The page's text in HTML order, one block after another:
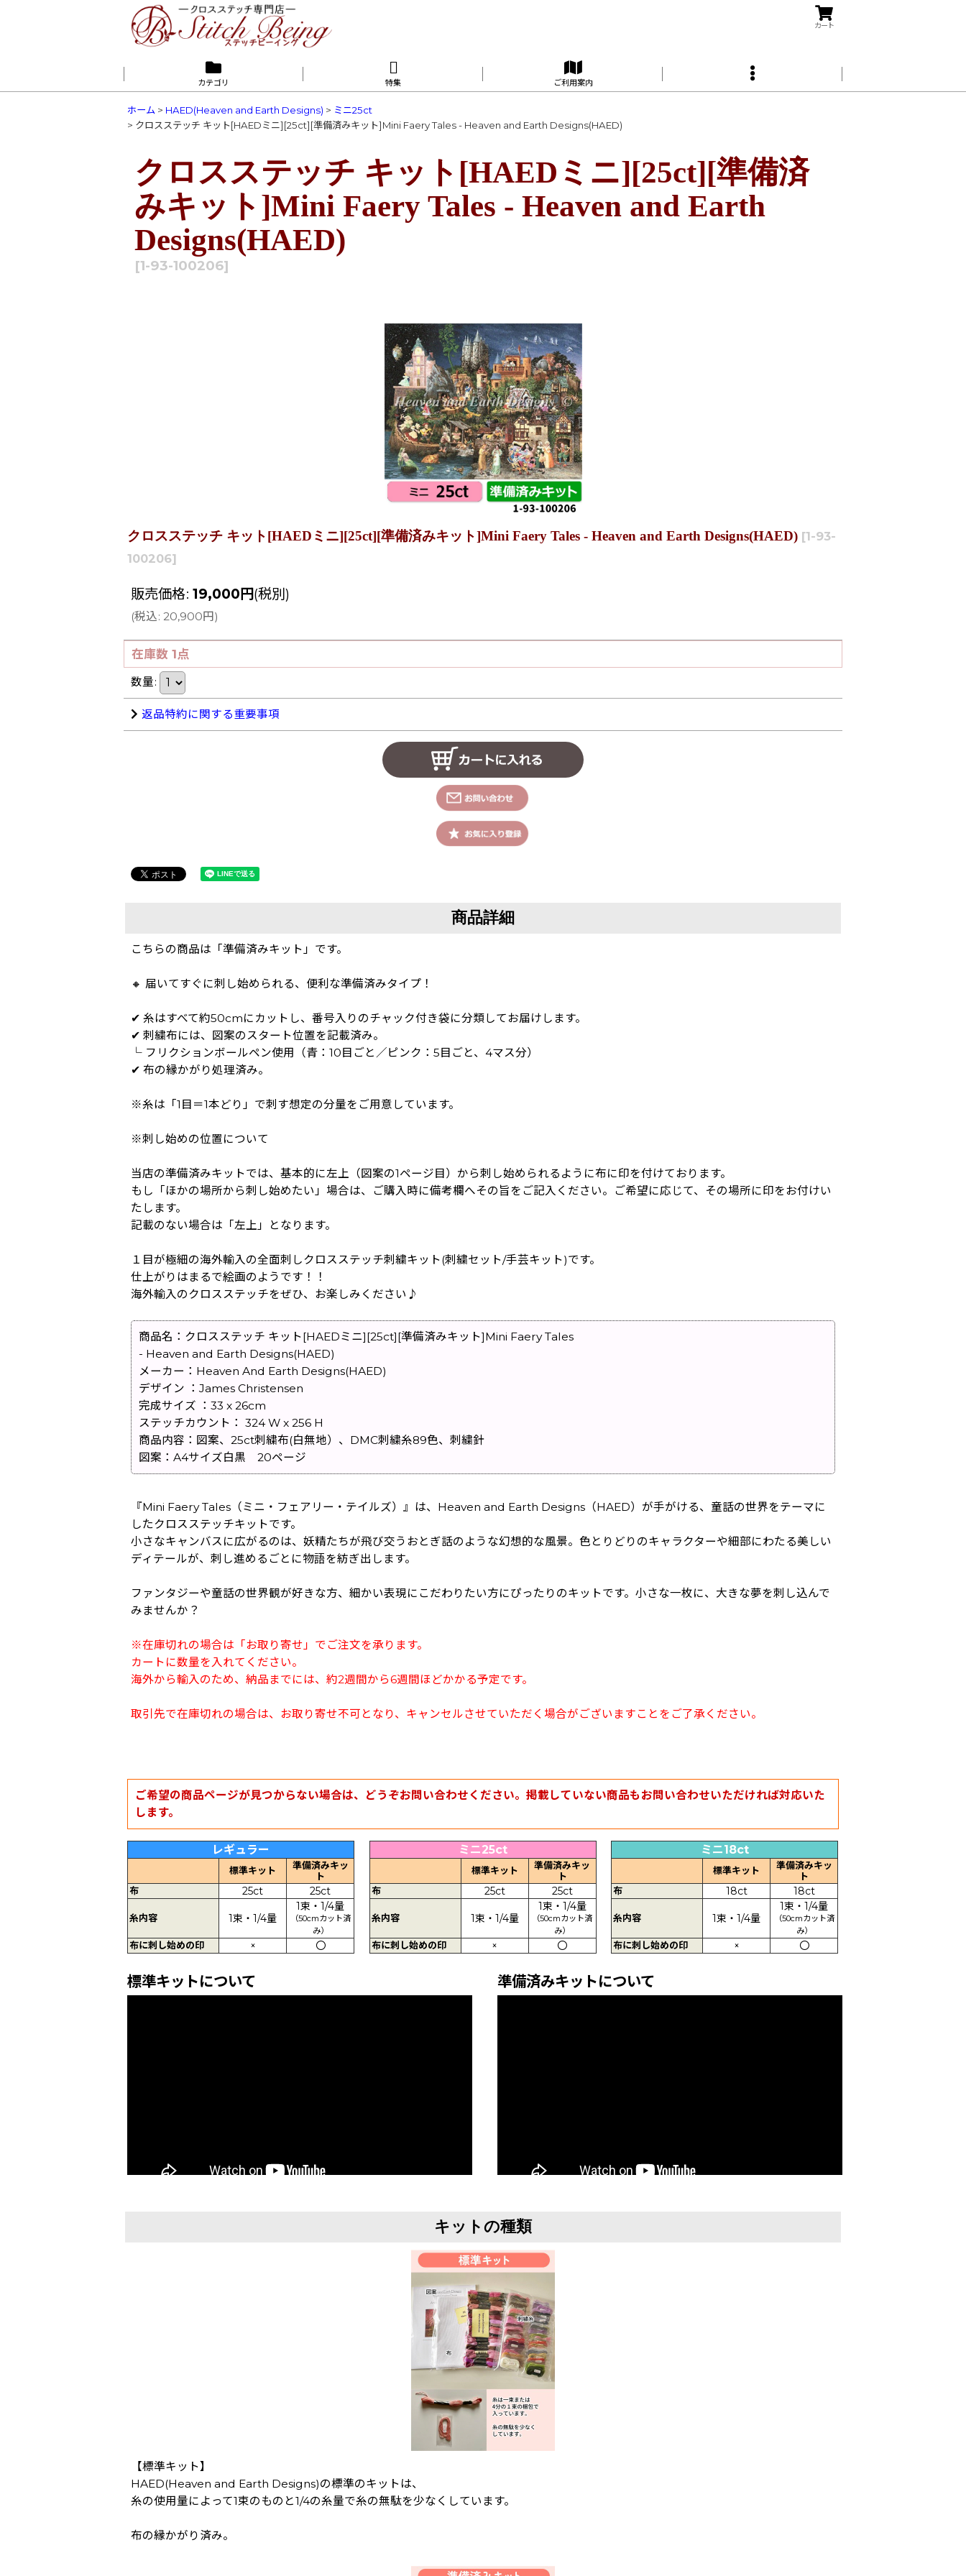
カート
カテゴリ 特集 ご利用案内
ホーム > HAED(Heaven and Earth Designs) > ミニ25ct
> クロスステッチ キット[HAEDミニ][25ct][準備済みキット]Mini Faery Tales - Heaven and Earth Designs(HAED)
クロスステッチ キット[HAEDミニ][25ct][準備済
みキット]Mini Faery Tales - Heaven and Earth
Designs(HAED)
[1-93-100206]
クロスステッチ キット[HAEDミニ][25ct][準備済みキット]Mini Faery Tales - Heaven and Earth Designs(HAED) [1-93-
100206]
販売価格: 19,000円(税別)
(税込: 20,900円)
在庫数 1点
数量:
返品特約に関する重要事項
商品詳細
こちらの商品は「準備済みキット」です。
🔸 届いてすぐに刺し始められる、便利な準備済みタイプ！
✔ 糸はすべて約50cmにカットし、番号入りのチャック付き袋に分類してお届けします。
✔ 刺繍布には、図案のスタート位置を記載済み。
└ フリクションボールペン使用（青：10目ごと／ピンク：5目ごと、4マス分）
✔ 布の縁かがり処理済み。
※糸は「1目＝1本どり」で刺す想定の分量をご用意しています。
※刺し始めの位置について
当店の準備済みキットでは、基本的に左上（図案の1ページ目）から刺し始められるように布に印を付けております。
もし「ほかの場所から刺し始めたい」場合は、ご購入時に備考欄へその旨をご記入ください。ご希望に応じて、その場所に印をお付けい
たします。
記載のない場合は「左上」となります。
１目が極細の海外輸入の全面刺しクロスステッチ刺繍キット(刺繍セット/手芸キット)です。
仕上がりはまるで絵画のようです！！
海外輸入のクロスステッチをぜひ、お楽しみください♪
商品名：クロスステッチ キット[HAEDミニ][25ct][準備済みキット]Mini Faery Tales
- Heaven and Earth Designs(HAED)
メーカー：Heaven And Earth Designs(HAED)
デザイン ：James Christensen
完成サイズ ：33 x 26cm
ステッチカウント： 324 W x 256 H
商品内容：図案、25ct刺繍布(白無地）、DMC刺繍糸89色、刺繍針
図案：A4サイズ白黒 20ページ
『Mini Faery Tales（ミニ・フェアリー・テイルズ）』は、Heaven and Earth Designs（HAED）が手がける、童話の世界をテーマに
したクロスステッチキットです。
小さなキャンバスに広がるのは、妖精たちが飛び交うおとぎ話のような幻想的な風景。色とりどりのキャラクターや細部にわたる美しい
ディテールが、刺し進めるごとに物語を紡ぎ出します。
ファンタジーや童話の世界観が好きな方、細かい表現にこだわりたい方にぴったりのキットです。小さな一枚に、大きな夢を刺し込んで
みませんか？
※在庫切れの場合は「お取り寄せ」でご注文を承ります。
カートに数量を入れてください。
海外から輸入のため、納品までには、約2週間から6週間ほどかかる予定です。
取引先で在庫切れの場合は、お取り寄せ不可となり、キャンセルさせていただく場合がございますことをご了承ください。
ご希望の商品ページが見つからない場合は、どうぞお問い合わせください。掲載していない商品もお問い合わせいただければ対応いた
します。
レギュラー
標準キット
準備済みキッ
ト
布
25ct 25ct
糸内容 1束・1/4量
1束・1/4量
（50cmカット済
み）
布に刺し始めの印 × 〇
ミニ25ct
標準キット
準備済みキッ
ト
布
25ct 25ct
糸内容 1束・1/4量
1束・1/4量
（50cmカット済
み）
布に刺し始めの印 × 〇
ミニ18ct
標準キット
準備済みキッ
ト
布
18ct 18ct
糸内容 1束・1/4量
1束・1/4量
（50cmカット済
み）
布に刺し始めの印 × 〇
標準キットについて 準備済みキットについて
キットの種類
【標準キット】
HAED(Heaven and Earth Designs)の標準のキットは、
糸の使用量によって1束のものと1/4の糸量で糸の無駄を少なくしています。
布の縁かがり済み。